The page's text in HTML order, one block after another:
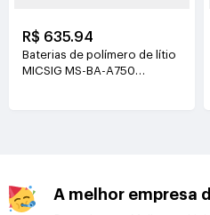
R$ 635.94
Baterias de polímero de lítio
MICSIG MS-BA-A750
A melhor empresa